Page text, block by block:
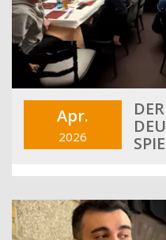
Apr.
2026